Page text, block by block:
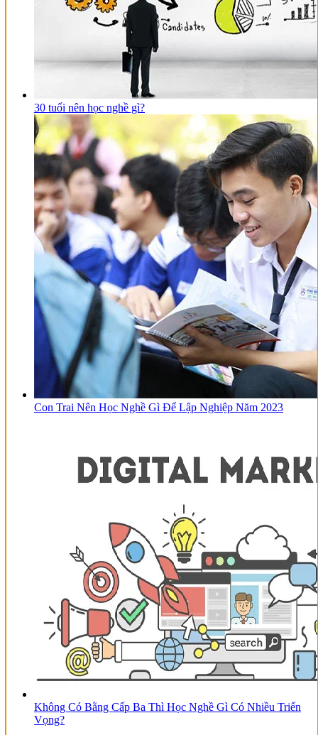
30 tuổi nên học nghề gì?
Con Trai Nên Học Nghề Gì Để Lập Nghiệp Năm 2023
Không Có Bằng Cấp Ba Thì Học Nghề Gì Có Nhiều Triển
Vọng?